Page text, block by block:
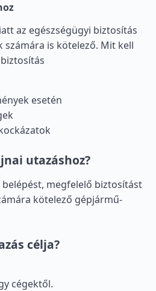
az egészségügyi biztosítás
is kötelező. Mit kell
esetén
utazáshoz?
megfelelő biztosítást
kötelező gépjármű-
célja?
cégektől.